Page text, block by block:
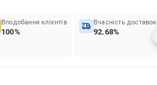
Вподобання клієнтів
100%
Вчасність доставок
92.68%